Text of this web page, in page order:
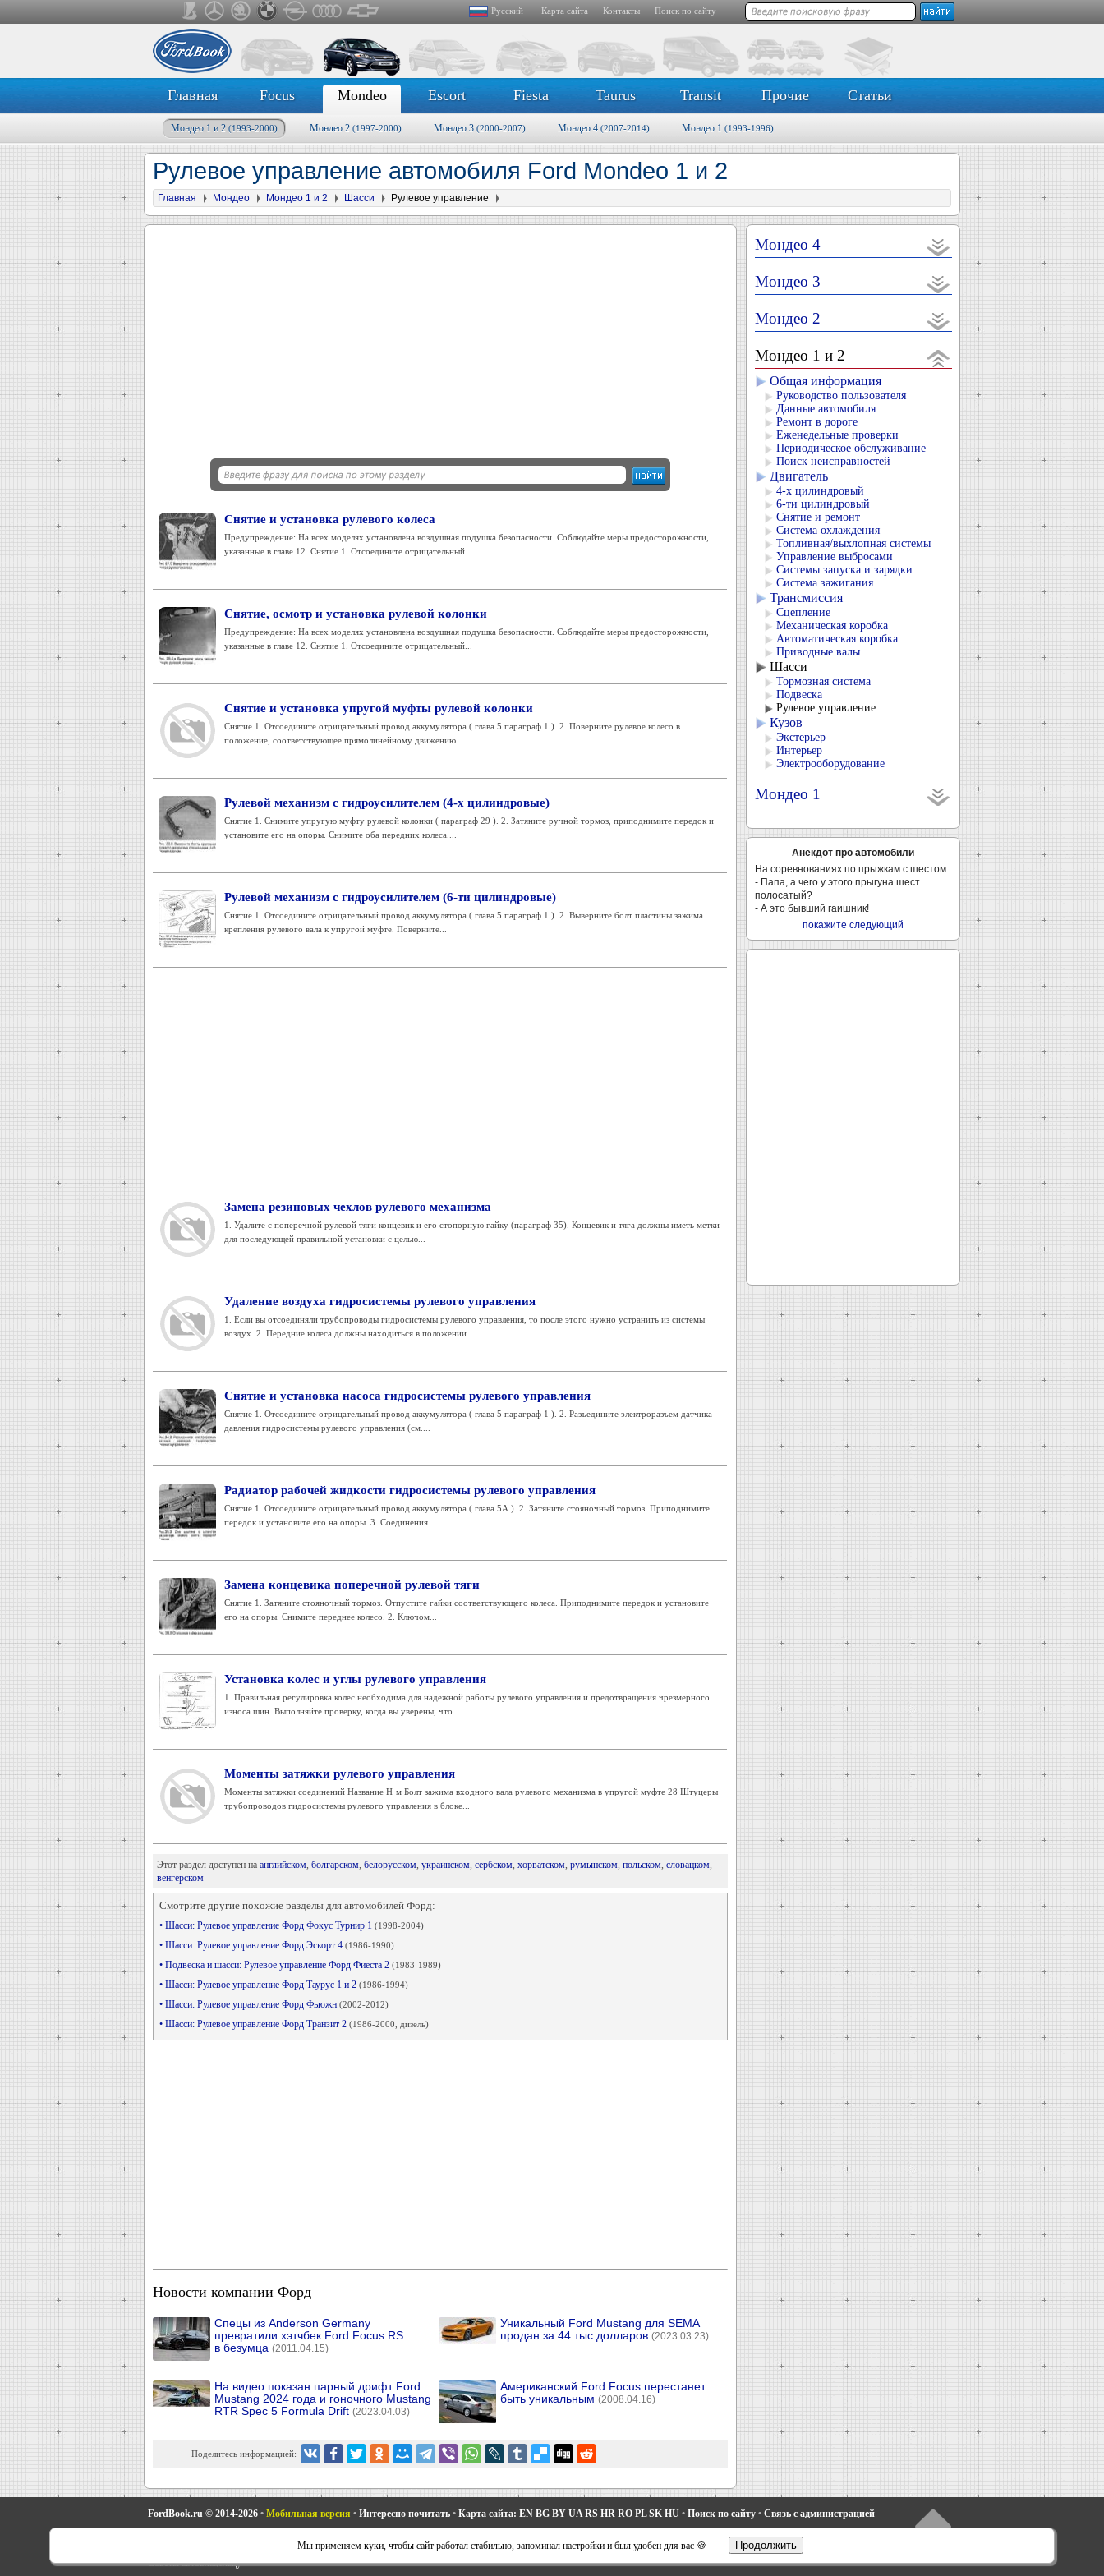
Русский Карта сайта Контакты Поиск по сайту
Главная Focus Mondeo Escort Fiesta Taurus Transit Прочие Статьи
Мондео 1 и 2 (1993-2000) Мондео 2 (1997-2000) Мондео 3 (2000-2007) Мондео 4 (2007-2014) Мондео 1 (1993-1996)
Рулевое управление автомобиля Ford Mondeo 1 и 2
Главная Мондео Мондео 1 и 2 Шасси Рулевое управление
Снятие и установка рулевого колеса
Предупреждение: На всех моделях установлена воздушная подушка безопасности. Соблюдайте меры предосторожности,
указанные в главе 12. Снятие 1. Отсоедините отрицательный...
Снятие, осмотр и установка рулевой колонки
Предупреждение: На всех моделях установлена воздушная подушка безопасности. Соблюдайте меры предосторожности,
указанные в главе 12. Снятие 1. Отсоедините отрицательный...
Снятие и установка упругой муфты рулевой колонки
Снятие 1. Отсоедините отрицательный провод аккумулятора ( глава 5 параграф 1 ). 2. Поверните рулевое колесо в
положение, соответствующее прямолинейному движению....
Рулевой механизм с гидроусилителем (4-х цилиндровые)
Снятие 1. Снимите упругую муфту рулевой колонки ( параграф 29 ). 2. Затяните ручной тормоз, приподнимите передок и
установите его на опоры. Снимите оба передних колеса....
Рулевой механизм с гидроусилителем (6-ти цилиндровые)
Снятие 1. Отсоедините отрицательный провод аккумулятора ( глава 5 параграф 1 ). 2. Выверните болт пластины зажима
крепления рулевого вала к упругой муфте. Поверните...
Замена резиновых чехлов рулевого механизма
1. Удалите с поперечной рулевой тяги концевик и его стопорную гайку (параграф 35). Концевик и тяга должны иметь метки
для последующей правильной установки с целью...
Удаление воздуха гидросистемы рулевого управления
1. Если вы отсоединяли трубопроводы гидросистемы рулевого управления, то после этого нужно устранить из системы
воздух. 2. Передние колеса должны находиться в положении...
Снятие и установка насоса гидросистемы рулевого управления
Снятие 1. Отсоедините отрицательный провод аккумулятора ( глава 5 параграф 1 ). 2. Разъедините электроразъем датчика
давления гидросистемы рулевого управления (см....
Радиатор рабочей жидкости гидросистемы рулевого управления
Снятие 1. Отсоедините отрицательный провод аккумулятора ( глава 5А ). 2. Затяните стояночный тормоз. Приподнимите
передок и установите его на опоры. 3. Соединения...
Замена концевика поперечной рулевой тяги
Снятие 1. Затяните стояночный тормоз. Отпустите гайки соответствующего колеса. Приподнимите передок и установите
его на опоры. Снимите переднее колесо. 2. Ключом...
Установка колес и углы рулевого управления
1. Правильная регулировка колес необходима для надежной работы рулевого управления и предотвращения чрезмерного
износа шин. Выполняйте проверку, когда вы уверены, что...
Моменты затяжки рулевого управления
Моменты затяжки соединений Название Н·м Болт зажима входного вала рулевого механизма в упругой муфте 28 Штуцеры
трубопроводов гидросистемы рулевого управления в блоке...
Этот раздел доступен на английском, болгарском, белорусском, украинском, сербском, хорватском, румынском, польском, словацком,
венгерском
Смотрите другие похожие разделы для автомобилей Форд:
• Шасси: Рулевое управление Форд Фокус Турнир 1 (1998-2004)
• Шасси: Рулевое управление Форд Эскорт 4 (1986-1990)
• Подвеска и шасси: Рулевое управление Форд Фиеста 2 (1983-1989)
• Шасси: Рулевое управление Форд Таурус 1 и 2 (1986-1994)
• Шасси: Рулевое управление Форд Фьюжн (2002-2012)
• Шасси: Рулевое управление Форд Транзит 2 (1986-2000, дизель)
Новости компании Форд
Спецы из Anderson Germany
превратили хэтчбек Ford Focus RS
в безумца (2011.04.15)
Уникальный Ford Mustang для SEMA
продан за 44 тыс долларов (2023.03.23)
На видео показан парный дрифт Ford
Mustang 2024 года и гоночного Mustang
RTR Spec 5 Formula Drift (2023.04.03)
Американский Ford Focus перестанет
быть уникальным (2008.04.16)
Поделитесь информацией:
Мондео 4
Мондео 3
Мондео 2
Мондео 1 и 2
Общая информация
Руководство пользователя
Данные автомобиля
Ремонт в дороге
Еженедельные проверки
Периодическое обслуживание
Поиск неисправностей
Двигатель
4-х цилиндровый
6-ти цилиндровый
Снятие и ремонт
Система охлаждения
Топливная/выхлопная системы
Управление выбросами
Системы запуска и зарядки
Система зажигания
Трансмиссия
Сцепление
Механическая коробка
Автоматическая коробка
Приводные валы
Шасси
Тормозная система
Подвеска
Рулевое управление
Кузов
Экстерьер
Интерьер
Электрооборудование
Мондео 1
Анекдот про автомобили
На соревнованиях по прыжкам с шестом:
- Папа, а чего у этого прыгуна шест
полосатый?
- А это бывший гаишник!
покажите следующий
FordBook.ru © 2014-2026 • Мобильная версия • Интересно почитать • Карта сайта: EN BG BY UA RS HR RO PL SK HU • Поиск по сайту • Связь с администрацией
Транзит 2•Автоновости про Форд•Устройство легковых машин•Автоматические трансмиссии•Силовое электрооборудование
Советы автовладельцу
Мы применяем куки, чтобы сайт работал стабильно, запоминал настройки и был удобен для вас 🍪 Продолжить